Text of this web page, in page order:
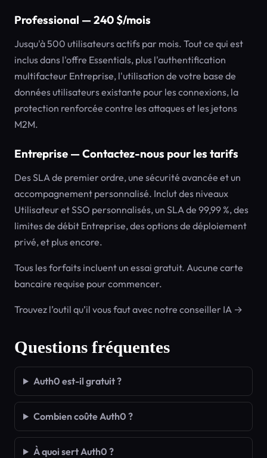
Professional — 240 $/mois
Jusqu'à 500 utilisateurs actifs par mois. Tout ce qui est
inclus dans l'offre Essentials, plus l'authentification
multifacteur Entreprise, l'utilisation de votre base de
données utilisateurs existante pour les connexions, la
protection renforcée contre les attaques et les jetons
M2M.
Entreprise — Contactez-nous pour les tarifs
Des SLA de premier ordre, une sécurité avancée et un
accompagnement personnalisé. Inclut des niveaux
Utilisateur et SSO personnalisés, un SLA de 99,99 %, des
limites de débit Entreprise, des options de déploiement
privé, et plus encore.
Tous les forfaits incluent un essai gratuit. Aucune carte
bancaire requise pour commencer.
Trouvez l’outil qu’il vous faut avec notre conseiller IA →
Questions fréquentes
Auth0 est-il gratuit ?
Combien coûte Auth0 ?
À quoi sert Auth0 ?